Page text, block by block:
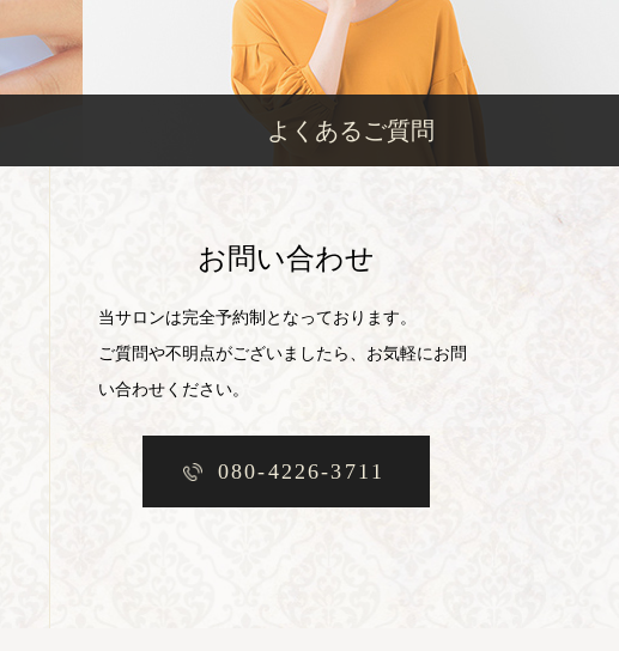
よくあるご質問
お問い合わせ
当サロンは完全予約制となっております。
ご質問や不明点がございましたら、お気軽にお問
い合わせください。
080-4226-3711